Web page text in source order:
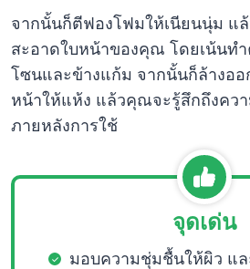
จากนั้นก็ตีฟองโฟมให้เนียนนุ่ม แ
สะอาดใบหน้าของคุณ โดยเน้นท
โซนและข้างแก้ม จากนั้นก็ล้างออ
หน้าให้แห้ง แล้วคุณจะรู้สึกถึงคว
ภายหลังการใช้
จุดเด่น
มอบความชุ่มชื้นให้ผิว แล